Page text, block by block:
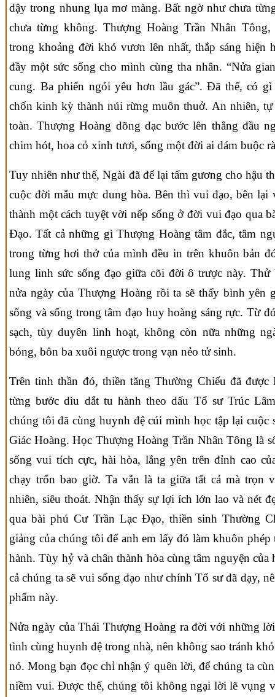
dậy trong nhung lụa mơ màng. Bất ngờ như chưa
chưa từng không. Thượng Hoàng Trần Nhân
trong khoảng đời khó vươn lên nhất, thắp sáng hiện
đầy một sức sống cho mình cùng tha nhân. “Nửa
cung. Ba phiến ngói yêu hơn lầu gác”. Đã thế, có gì
chốn kinh kỳ thành núi rừng muôn thuở. An nhiên, tự
toàn. Thượng Hoàng dõng dạc bước lên thẳng đầu
chim hót, hoa cỏ xinh tươi, sống một đời ai dám buộc
Tuy nhiên như thế, Ngài đã để lại tấm gương cho hậu
cuộc đời mẫu mực dung hòa. Bên thì vui đạo, bên lại
thành một cách tuyệt vời nếp sống ở đời vui đạo qua
Đạo. Tất cả những gì Thượng Hoàng tâm đắc, tâm
trong từng hơi thở của mình đều in trên khuôn bản
lung linh sức sống đạo giữa cõi đời ô trược này. Thử
nửa ngày của Thượng Hoàng rồi ta sẽ thấy bình yên
sống và sống trong tâm đạo huy hoàng sáng rực. Từ
sạch, tùy duyên linh hoạt, không còn nữa những
bóng, bôn ba xuôi ngược trong vạn nẻo tử sinh.
Trên tinh thần đó, thiền tăng Thường Chiếu đã
từng bước dìu dắt tu hành theo dấu Tổ sư Trúc
chúng tôi đã cùng huynh đệ cúi mình học tập lại cuộc
Giác Hoàng. Học Thượng Hoàng Trần Nhân Tông là
sống vui tích cực, hài hòa, lắng yên trên đỉnh cao
chạy trốn bao giờ. Ta vẫn là ta giữa tất cả mà trọn
nhiên, siêu thoát. Nhận thấy sự lợi ích lớn lao và nét
qua bài phú Cư Trần Lạc Đạo, thiền sinh Thường
giảng của chúng tôi để anh em lấy đó làm khuôn
hành. Tùy hỷ và chân thành hòa cùng tâm nguyện của
cả chúng ta sẽ vui sống đạo như chính Tổ sư đã dạy,
phẩm này.
Nửa ngày của Thái Thượng Hoàng ra đời với những
tình cùng huynh đệ trong nhà, nên không sao tránh
nó. Mong bạn đọc chỉ nhận ý quên lời, để chúng ta
niềm vui. Được thế, chúng tôi không ngại lời lẽ vụng